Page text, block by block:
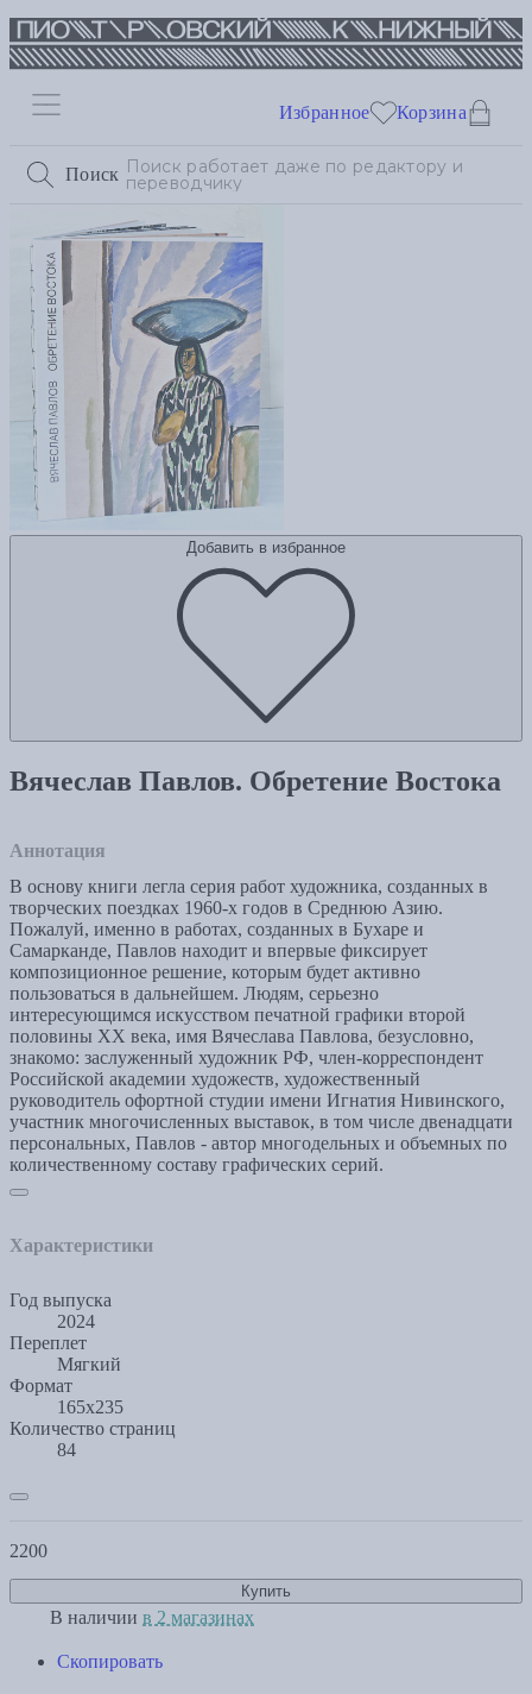
Поиск
Избранное Корзина
Добавить в избранное
Вячеслав Павлов. Обретение Востока
Аннотация
В основу книги легла серия работ художника, созданных в
творческих поездках 1960-х годов в Среднюю Азию.
Пожалуй, именно в работах, созданных в Бухаре и
Самарканде, Павлов находит и впервые фиксирует
композиционное решение, которым будет активно
пользоваться в дальнейшем. Людям, серьезно
интересующимся искусством печатной графики второй
половины ХХ века, имя Вячеслава Павлова, безусловно,
знакомо: заслуженный художник РФ, член-корреспондент
Российской академии художеств, художественный
руководитель офортной студии имени Игнатия Нивинского,
участник многочисленных выставок, в том числе двенадцати
персональных, Павлов - автор многодельных и объемных по
количественному составу графических серий.
Характеристики
Год выпуска
2024
Переплет
Мягкий
Формат
165х235
Количество страниц
84
2200
Купить
В наличии в 2 магазинах
Скопировать